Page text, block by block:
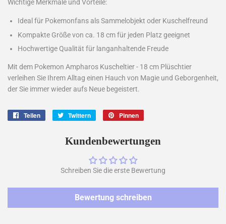
Wichtige Merkmale und Vorteile:
Ideal für Pokemonfans als Sammelobjekt oder Kuschelfreund
Kompakte Größe von ca. 18 cm für jeden Platz geeignet
Hochwertige Qualität für langanhaltende Freude
Mit dem Pokemon Ampharos Kuscheltier - 18 cm Plüschtier
verleihen Sie Ihrem Alltag einen Hauch von Magie und Geborgenheit,
der Sie immer wieder aufs Neue begeistert.
Teilen Twittern
twittern
Pinnen
pinnen
Kundenbewertungen
Schreiben Sie die erste Bewertung
Bewertung schreiben